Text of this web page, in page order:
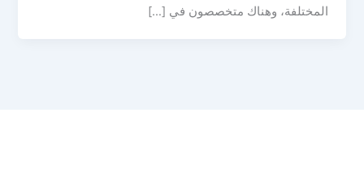
المختلفة، وهناك متخصصون في […]